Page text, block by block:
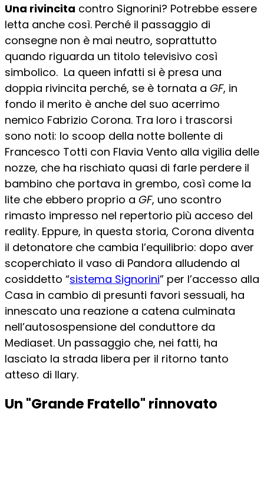
Una rivincita contro Signorini? Potrebbe essere
letta anche così. Perché il passaggio di
consegne non è mai neutro, soprattutto
quando riguarda un titolo televisivo così
simbolico. La queen infatti si è presa una
doppia rivincita perché, se è tornata a GF, in
fondo il merito è anche del suo acerrimo
nemico Fabrizio Corona. Tra loro i trascorsi
sono noti: lo scoop della notte bollente di
Francesco Totti con Flavia Vento alla vigilia delle
nozze, che ha rischiato quasi di farle perdere il
bambino che portava in grembo, così come la
lite che ebbero proprio a GF, uno scontro
rimasto impresso nel repertorio più acceso del
reality. Eppure, in questa storia, Corona diventa
il detonatore che cambia l’equilibrio: dopo aver
scoperchiato il vaso di Pandora alludendo al
cosiddetto “sistema Signorini” per l’accesso alla
Casa in cambio di presunti favori sessuali, ha
innescato una reazione a catena culminata
nell’autosospensione del conduttore da
Mediaset. Un passaggio che, nei fatti, ha
lasciato la strada libera per il ritorno tanto
atteso di Ilary.
Un "Grande Fratello" rinnovato